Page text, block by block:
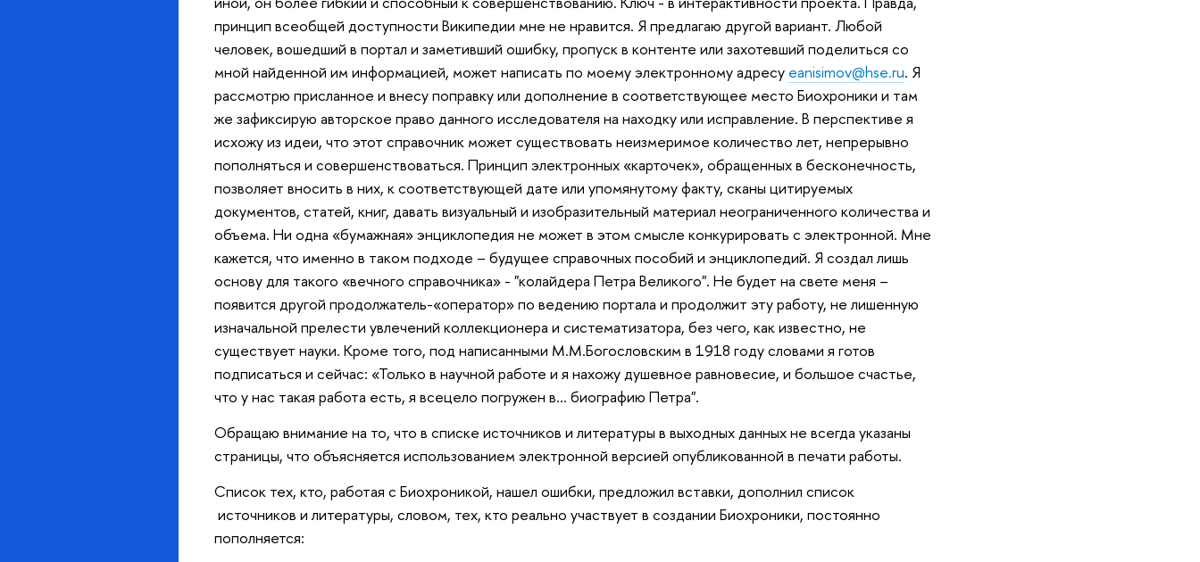
принцип всеобщей доступности Википедии мне не нравится. Я предлагаю другой вариант. Любой
человек, вошедший в портал и заметивший ошибку, пропуск в контенте или захотевший поделиться со
мной найденной им информацией, может написать по моему электронному адресу eanisimov@hse.ru. Я
рассмотрю присланное и внесу поправку или дополнение в соответствующее место Биохроники и там
же зафиксирую авторское право данного исследователя на находку или исправление. В перспективе я
исхожу из идеи, что этот справочник может существовать неизмеримое количество лет, непрерывно
пополняться и совершенствоваться. Принцип электронных «карточек», обращенных в бесконечность,
позволяет вносить в них, к соответствующей дате или упомянутому факту, сканы цитируемых
документов, статей, книг, давать визуальный и изобразительный материал неограниченного количества и
объема. Ни одна «бумажная» энциклопедия не может в этом смысле конкурировать с электронной. Мне
кажется, что именно в таком подходе – будущее справочных пособий и энциклопедий. Я создал лишь
основу для такого «вечного справочника» - "колайдера Петра Великого". Не будет на свете меня –
появится другой продолжатель-«оператор» по ведению портала и продолжит эту работу, не лишенную
изначальной прелести увлечений коллекционера и систематизатора, без чего, как известно, не
существует науки. Кроме того, под написанными М.М.Богословским в 1918 году словами я готов
подписаться и сейчас: «Только в научной работе и я нахожу душевное равновесие, и большое счастье,
что у нас такая работа есть, я всецело погружен в... биографию Петра".
Обращаю внимание на то, что в списке источников и литературы в выходных данных не всегда указаны
страницы, что объясняется использованием электронной версией опубликованной в печати работы.
Список тех, кто, работая с Биохроникой, нашел ошибки, предложил вставки, дополнил список
источников и литературы, словом, тех, кто реально участвует в создании Биохроники, постоянно
пополняется: